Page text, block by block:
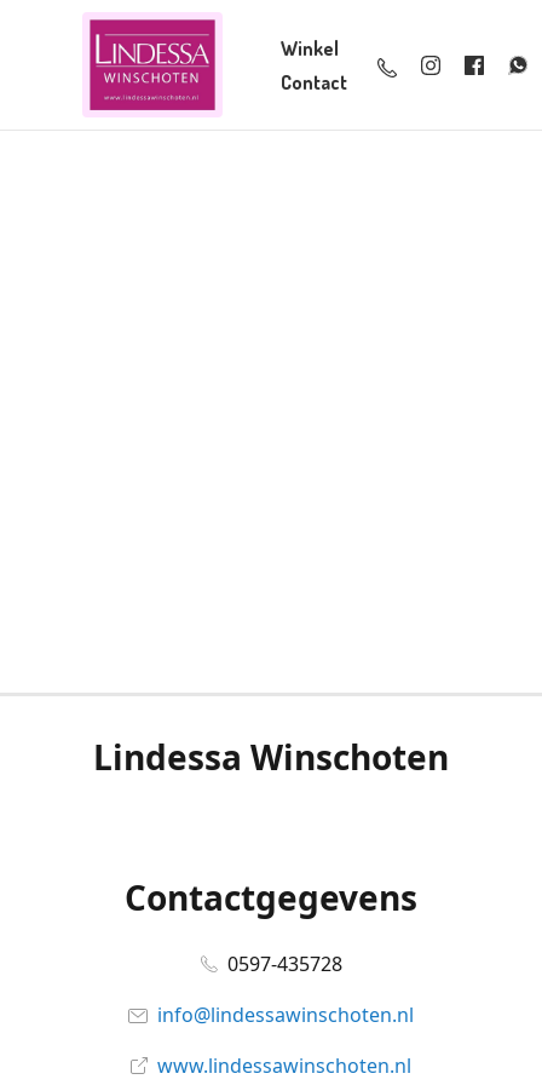
Winkel
Contact
Lindessa Winschoten
Contactgegevens
0597-435728
info@lindessawinschoten.nl
www.lindessawinschoten.nl